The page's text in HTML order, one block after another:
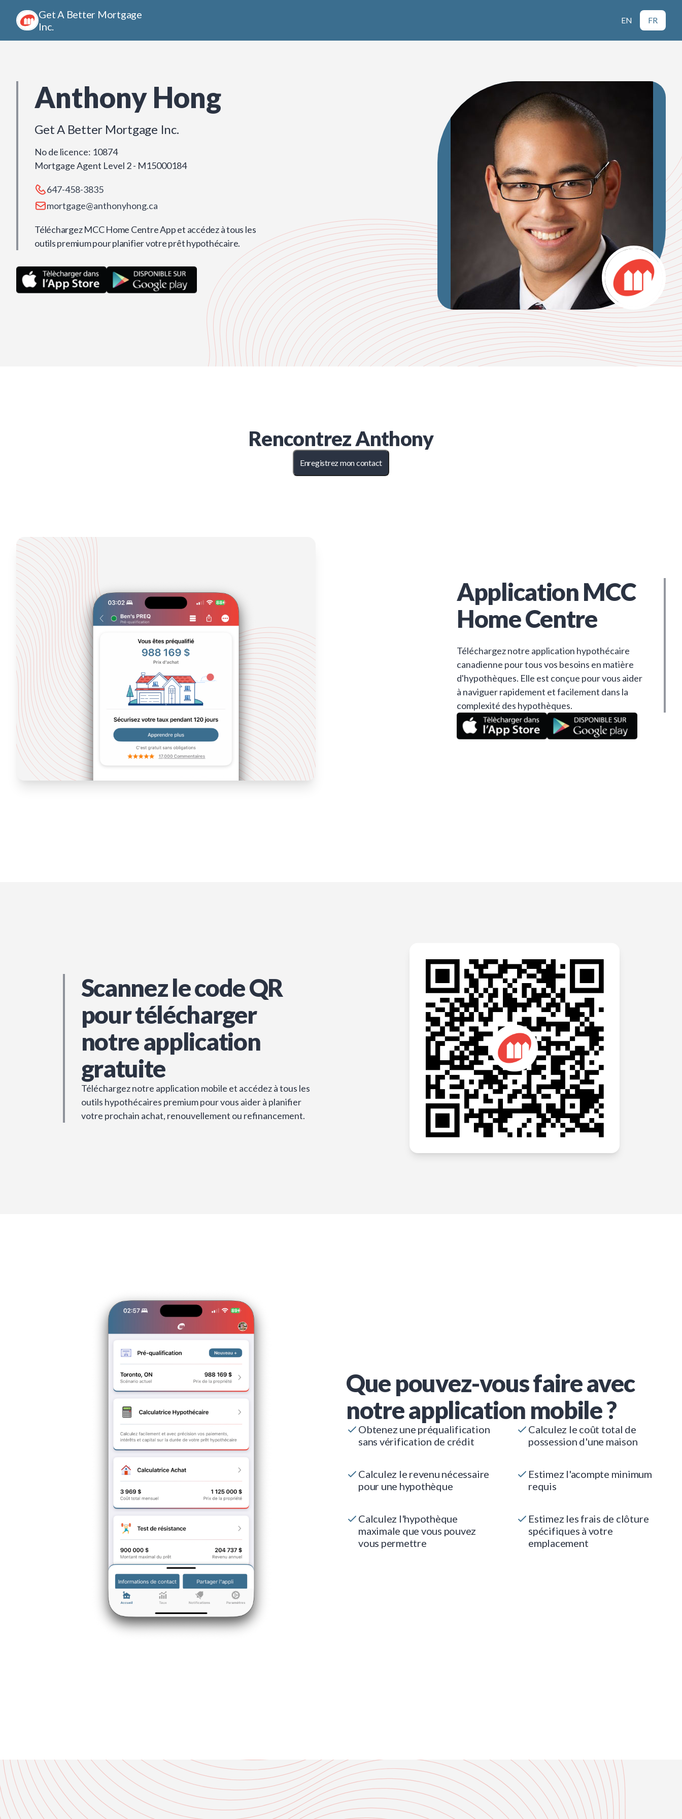
Get A Better Mortgage
Inc.
EN FR
Anthony Hong
Get A Better Mortgage Inc.
No de licence: 10874
Mortgage Agent Level 2 - M15000184
647-458-3835
mortgage@anthonyhong.ca
Téléchargez MCC Home Centre App et accédez à tous les
outils premium pour planifier votre prêt hypothécaire.
RencontrezAnthony
Enregistrez mon contact
Application MCC
Home Centre
Téléchargez notre application hypothécaire
canadienne pour tous vos besoins en matière
d'hypothèques. Elle est conçue pour vous aider
à naviguer rapidement et facilement dans la
complexité des hypothèques.
Scannez le code QR
pour télécharger
notre application
gratuite
Téléchargez notre application mobile et accédez à tous les
outils hypothécaires premium pour vous aider à planifier
votre prochain achat, renouvellement ou refinancement.
Que pouvez-vous faire avec
notre application mobile ?
Obtenez une préqualification
sans vérification de crédit
Calculez le coût total de
possession d'une maison
Calculez le revenu nécessaire
pour une hypothèque
Estimez l'acompte minimum
requis
Calculez l'hypothèque
maximale que vous pouvez
vous permettre
Estimez les frais de clôture
spécifiques à votre
emplacement